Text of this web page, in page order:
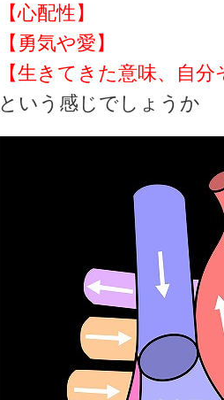
【心配性】
【勇気や愛】
【生きてきた意味、自
という感じでしょうか